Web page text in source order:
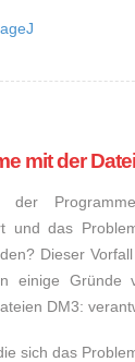
mit der
und das
Dieser
einige Gründe
DM3:
sich das